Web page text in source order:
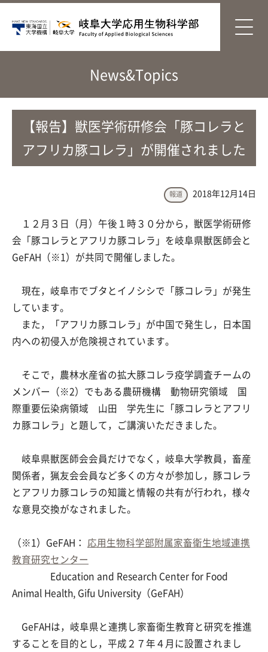
News&Topics
【報告】獣医学術研修会「豚コレラと
アフリカ豚コレラ」が開催されました
報道 2018年12月14日
１２月３日（月）午後１時３０分から，獣医学術研修
会「豚コレラとアフリカ豚コレラ」を岐阜県獣医師会と
GeFAH（※1）が共同で開催しました。
現在，岐阜市でブタとイノシシで「豚コレラ」が発生
しています。
また，「アフリカ豚コレラ」が中国で発生し，日本国
内への初侵入が危険視されています。
そこで，農林水産省の拡大豚コレラ疫学調査チームの
メンバー（※2）でもある農研機構 動物研究領域 国
際重要伝染病領域 山田 学先生に「豚コレラとアフリ
カ豚コレラ」と題して，ご講演いただきました。
岐阜県獣医師会会員だけでなく，岐阜大学教員，畜産
関係者，猟友会会員など多くの方々が参加し，豚コレラ
とアフリカ豚コレラの知識と情報の共有が行われ，様々
な意見交換がなされました。
（※1）GeFAH： 応用生物科学部附属家畜衛生地域連携
教育研究センター
Education and Research Center for Food
Animal Health, Gifu University（GeFAH）
GeFAHは，岐阜県と連携し家畜衛生教育と研究を推進
することを目的とし，平成２７年４月に設置されまし